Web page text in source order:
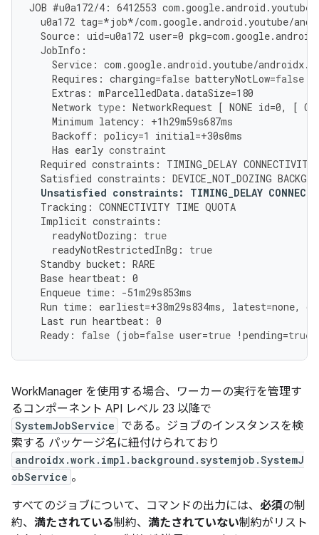
JOB #u0a172/4 : 6412553 com .google.android .youtube
u0a172 tag=*job*/com .google.android .youtube/
Source : uid=u0a172 user=0 pkg=com .google.android
JobInfo :
Service : com .google.android .youtube/androidx.
Requires : charging=false batteryNotLow=false
Extras : mParcelledData.dataSize=180
Network type : NetworkRequest [ NONE id=0, [
Minimum latency : +1h29m59s687ms
Backoff : policy=1 initial=+30s0ms
Has early constraint
Required constraints : TIMING_DELAY CONNECTIVITY
Satisfied constraints : DEVICE_NOT_DOZING
Unsatisfied constraints: TIMING_DELAY
Tracking : CONNECTIVITY TIME QUOTA
Implicit constraints :
readyNotDozing :
true
readyNotRestrictedInBg :
true
Standby bucket : RARE
Base heartbeat : 0
Enqueue time : -51m29s853ms
Run time : earliest=+38m29s834ms, latest=none,
Last run heartbeat : 0
Ready : false ( job=false user=true ! pending=true
WorkManager を使用する場合、ワーカーの実行を管理す
るコンポーネント API レベル 23 以降で
SystemJobService である。ジョブのインスタンスを検
索する パッケージ名に紐付けられており
androidx.work.impl.background.systemjob.SystemJ
obService 。
すべてのジョブについて、コマンドの出力には、 必須の制
約、 満たされている制約、 満たされていない制約がリスト